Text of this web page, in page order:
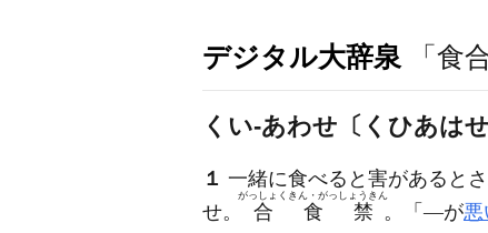
デジタル大辞泉 「食
くい‐あわせ〔くひあは
１ 一緒に食べると害があると
せ。
合食禁
がっしょくきん・がっしょうきん
。「―が悪